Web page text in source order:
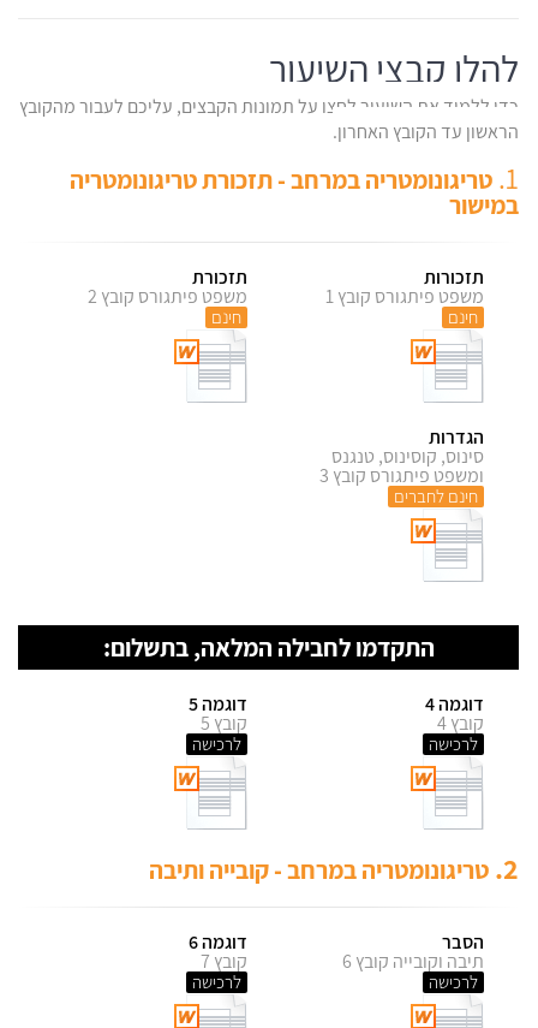
להלן קבצי השיעור
כדי ללמוד את השיעור לחצו על תמונות הקבצים, עליכם לעבור מהקובץ
הראשון עד הקובץ האחרון.
1. טריגונומטריה במרחב - תזכורת טריגונומטריה
במישור
תזכורות
משפט פיתגורס קובץ 1
חינם
תזכורת
משפט פיתגורס קובץ 2
חינם
הגדרות
סינוס, קוסינוס, טנגנס
ומשפט פיתגורס קובץ 3
חינם לחברים
התקדמו לחבילה המלאה, בתשלום:
דוגמה 4
קובץ 4
לרכישה
דוגמה 5
קובץ 5
לרכישה
2. טריגונומטריה במרחב - קובייה ותיבה
הסבר
תיבה וקובייה קובץ 6
לרכישה
דוגמה 6
קובץ 7
לרכישה